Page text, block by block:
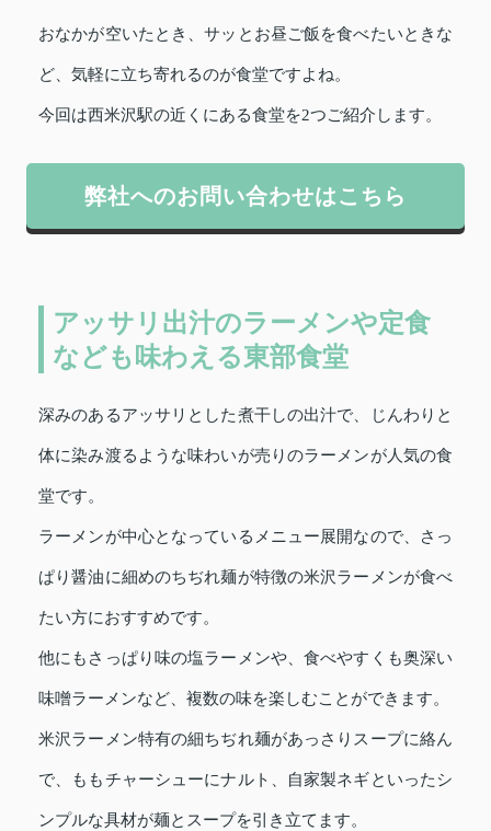
おなかが空いたとき、サッとお昼ご飯を食べたいときな
ど、気軽に立ち寄れるのが食堂ですよね。
今回は西米沢駅の近くにある食堂を2つご紹介します。
弊社へのお問い合わせはこちら
アッサリ出汁のラーメンや定食
なども味わえる東部食堂
深みのあるアッサリとした煮干しの出汁で、じんわりと
体に染み渡るような味わいが売りのラーメンが人気の食
堂です。
ラーメンが中心となっているメニュー展開なので、さっ
ぱり醤油に細めのちぢれ麺が特徴の米沢ラーメンが食べ
たい方におすすめです。
他にもさっぱり味の塩ラーメンや、食べやすくも奥深い
味噌ラーメンなど、複数の味を楽しむことができます。
米沢ラーメン特有の細ちぢれ麺があっさりスープに絡ん
で、ももチャーシューにナルト、自家製ネギといったシ
ンプルな具材が麺とスープを引き立てます。